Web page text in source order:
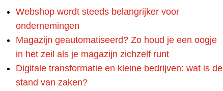
Webshop wordt steeds belangrijker voor
ondernemingen
Magazijn geautomatiseerd? Zo houd je een oogje
in het zeil als je magazijn zichzelf runt
Digitale transformatie en kleine bedrijven: wat is de
stand van zaken?